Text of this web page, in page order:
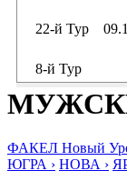
22-й Тур
8-й Тур
ФАКЕЛ Новый
ЮГРА › НОВА ›